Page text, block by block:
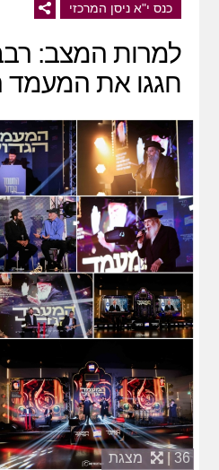
כנס י"א ניסן המרכזי
למרות המצב:
חגגו את המעמד
36 | מצגת